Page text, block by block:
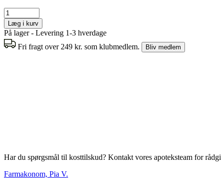
Læg i kurv
På lager - Levering 1-3 hverdage
Fri fragt over 249 kr. som klubmedlem.
Bliv medlem
Har du spørgsmål til kosttilskud? Kontakt vores apoteksteam for
Farmakonom, Pia V.